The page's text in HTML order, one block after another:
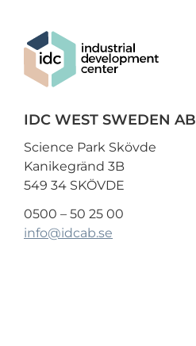
IDC WEST SWEDEN AB
Science Park Skövde
Kanikegränd 3B
549 34 SKÖVDE
0500 – 50 25 00
info@idcab.se